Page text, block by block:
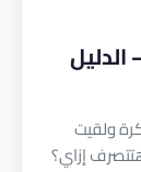
ولقيت
إزاي؟